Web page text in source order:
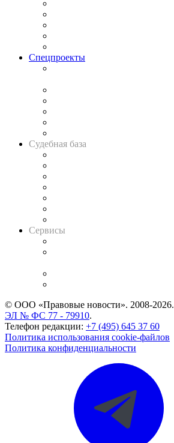
Спецпроекты
Судебная база
Сервисы
© ООО «Правовые новости». 2008-2026.
ЭЛ № ФС 77 - 79910.
Телефон редакции: +7 (495) 645 37 60
Политика использования cookie-файлов
Политика конфиденциальности